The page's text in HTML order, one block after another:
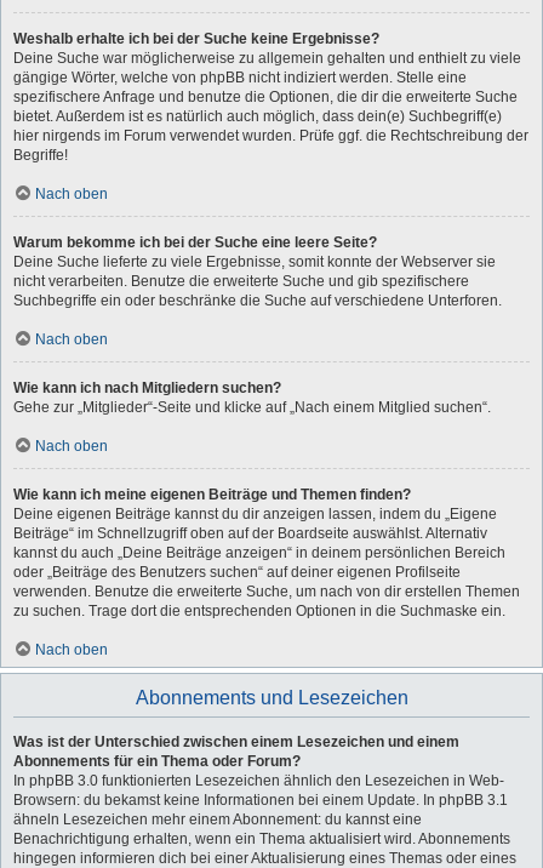
Weshalb erhalte ich bei der Suche keine Ergebnisse?
Deine Suche war möglicherweise zu allgemein gehalten und enthielt zu viele
gängige Wörter, welche von phpBB nicht indiziert werden. Stelle eine
spezifischere Anfrage und benutze die Optionen, die dir die erweiterte Suche
bietet. Außerdem ist es natürlich auch möglich, dass dein(e) Suchbegriff(e)
hier nirgends im Forum verwendet wurden. Prüfe ggf. die Rechtschreibung der
Begriffe!
Nach oben
Warum bekomme ich bei der Suche eine leere Seite?
Deine Suche lieferte zu viele Ergebnisse, somit konnte der Webserver sie
nicht verarbeiten. Benutze die erweiterte Suche und gib spezifischere
Suchbegriffe ein oder beschränke die Suche auf verschiedene Unterforen.
Nach oben
Wie kann ich nach Mitgliedern suchen?
Gehe zur „Mitglieder“-Seite und klicke auf „Nach einem Mitglied suchen“.
Nach oben
Wie kann ich meine eigenen Beiträge und Themen finden?
Deine eigenen Beiträge kannst du dir anzeigen lassen, indem du „Eigene
Beiträge“ im Schnellzugriff oben auf der Boardseite auswählst. Alternativ
kannst du auch „Deine Beiträge anzeigen“ in deinem persönlichen Bereich
oder „Beiträge des Benutzers suchen“ auf deiner eigenen Profilseite
verwenden. Benutze die erweiterte Suche, um nach von dir erstellen Themen
zu suchen. Trage dort die entsprechenden Optionen in die Suchmaske ein.
Nach oben
Abonnements und Lesezeichen
Was ist der Unterschied zwischen einem Lesezeichen und einem
Abonnements für ein Thema oder Forum?
In phpBB 3.0 funktionierten Lesezeichen ähnlich den Lesezeichen in Web-
Browsern: du bekamst keine Informationen bei einem Update. In phpBB 3.1
ähneln Lesezeichen mehr einem Abonnement: du kannst eine
Benachrichtigung erhalten, wenn ein Thema aktualisiert wird. Abonnements
hingegen informieren dich bei einer Aktualisierung eines Themas oder eines